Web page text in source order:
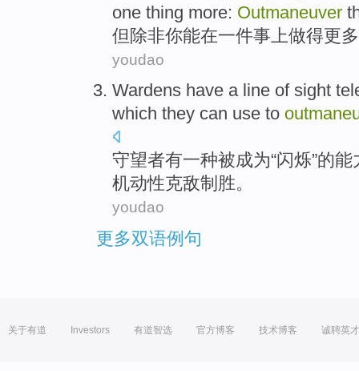
one thing more: Outmaneuver
但 除非你能在一件事 上做得更多
youdao
Wardens have aline of sight
which they can use to
守望者有一种被成为“闪烁”的能
机动性克敌制胜。
youdao
更多双语例句
关于有道 Investors 有道智选 官方博客 技术博客 诚聘英才